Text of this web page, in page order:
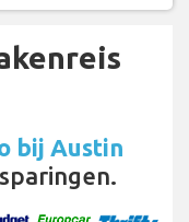
bij Austin